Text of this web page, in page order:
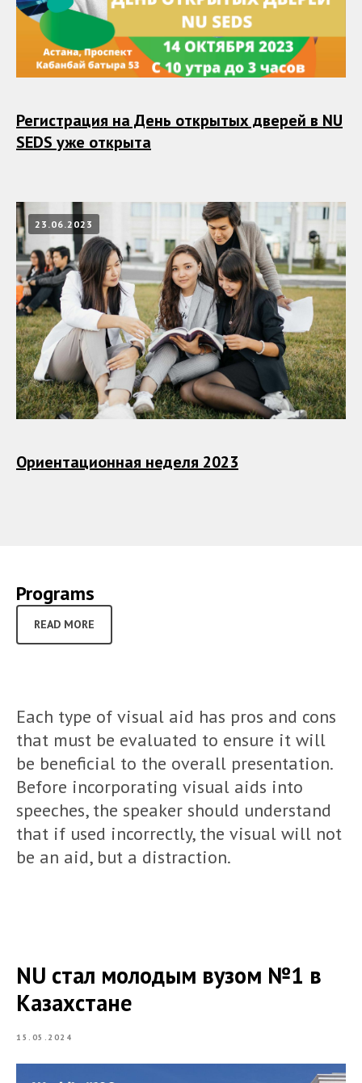
Регистрация на День открытых дверей в NU
SEDS уже открыта
23.06.2023
Ориентационная неделя 2023
Programs
READ MORE
Each type of visual aid has pros and cons
that must be evaluated to ensure it will
be beneficial to the overall presentation.
Before incorporating visual aids into
speeches, the speaker should understand
that if used incorrectly, the visual will not
be an aid, but a distraction.
NU стал молодым вузом №1 в
Казахстане
15.05.2024